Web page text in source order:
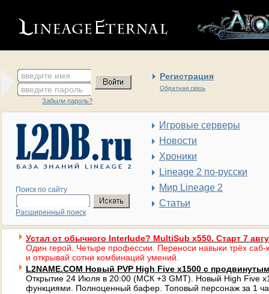
введите имя Регистрация
Обратная связь
введите пароль
Забыли пароль?
Поиск по сайту
Расширенный поиск
Игровые серверы
Новости
Хроники
Lineage 2 по-русски
Мир Lineage 2
Статьи
Устал от обычного Interlude? MultiSub x550. Старт 7
Один герой. Четыре профессии. Переноси навыки трёх саб-
и открывай сотни комбинаций умений.
L2NAME.COM Новый PVP High Five x1500 с
Открытие 24 Июля в 20:00 (МСК +3 GMT). Новый High Five
функциями. Полноценный бафер. Топовый персонаж за 1